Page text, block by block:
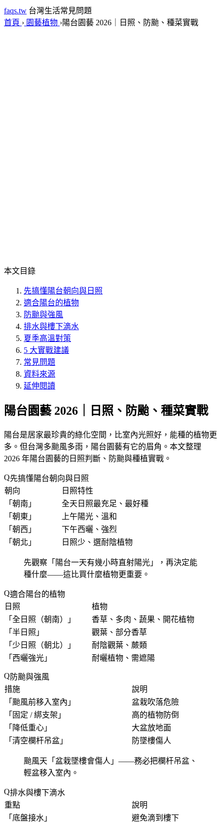
faqs.tw 台灣生活常見問題
首頁 › 園藝植物 ›陽台園藝 2026｜日照、防颱、種菜實戰
本文目錄
先搞懂陽台朝向與日照
適合陽台的植物
防颱與強風
排水與樓下滴水
夏季高溫對策
5 大實戰建議
常見問題
資料來源
延伸閱讀
陽台園藝 2026｜日照、防颱、種菜實戰
陽台是居家最珍貴的綠化空間，比室內光照好，能種的植物更
多。但台灣多颱風多雨，陽台園藝有它的眉角。本文整理
2026 年陽台園藝的日照判斷、防颱與種植實戰。
先搞懂陽台朝向與日照
朝向
日照特性
「 朝南 」
全天日照最充足、最好種
「 朝東 」
上午陽光、溫和
「 朝西 」
下午西曬、強烈
「 朝北 」 日照少、選耐陰植物
先觀察「 陽台一天有幾小時直射陽光 」，再決定能
種什麼——這比買什麼植物更重要。
適合陽台的植物
日照
植物
「 全日照（朝南） 」
香草、多肉、蔬果、開花植物
「 半日照 」
觀葉、部分香草
「 少日照（朝北） 」
耐陰觀葉、蕨類
「 西曬強光 」 耐曬植物、需遮陽
防颱與強風
措施
說明
「 颱風前移入室內 」
盆栽吹落危險
「 固定 / 綁支架 」
高的植物防倒
「 降低重心 」
大盆放地面
「 清空欄杆吊盆 」 防墜樓傷人
颱風天「 盆栽墜樓會傷人 」——務必把欄杆吊盆、
輕盆移入室內。
排水與樓下滴水
重點
說明
「 底盤接水 」
避免滴到樓下